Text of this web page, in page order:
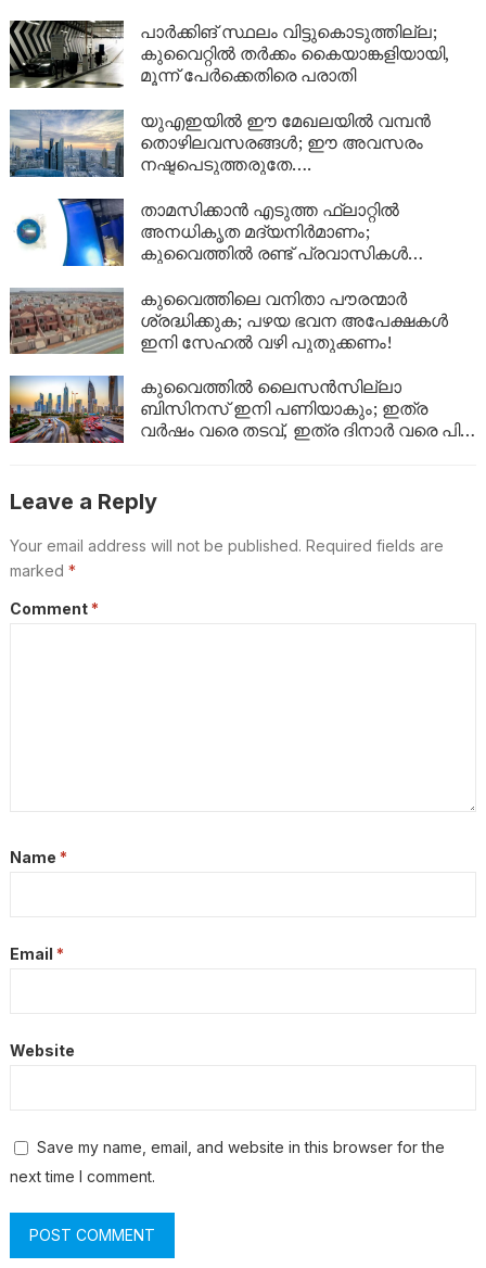
പാർക്കിങ് സ്ഥലം വിട്ടുകൊടുത്തില്ല;
കുവൈറ്റിൽ തർക്കം കൈയാങ്കളിയായി,
മൂന്ന് പേർക്കെതിരെ പരാതി
യുഎഇയിൽ ഈ മേഖലയിൽ വമ്പൻ
തൊഴിലവസരങ്ങൾ; ഈ അവസരം
നഷ്ടപെടുത്തരുതേ….
താമസിക്കാൻ എടുത്ത ഫ്ലാറ്റിൽ
അനധികൃത മദ്യനിർമാണം;
കുവൈത്തിൽ രണ്ട് പ്രവാസികൾ
കുവൈത്തിലെ വനിതാ പൗരന്മാർ
ശ്രദ്ധിക്കുക; പഴയ ഭവന അപേക്ഷകൾ
ഇനി സേഹൽ വഴി പുതുക്കണം!
കുവൈത്തിൽ ലൈസൻസില്ലാ
ബിസിനസ് ഇനി പണിയാകും; ഇത്ര
വർഷം വരെ തടവ്, ഇത്ര ദിനാർ വരെ പിഴ,
Leave a Reply
Your email address will not be published. Required fields are
marked *
Comment *
Name *
Email *
Website
Save my name, email, and website in this browser for the
next time I comment.